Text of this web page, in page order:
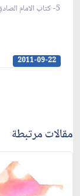
5- كتاب الامام الصادق /محمد حسين المظفر ج2ص ص278_280.
2011-09-22
مقالات مرتبطة